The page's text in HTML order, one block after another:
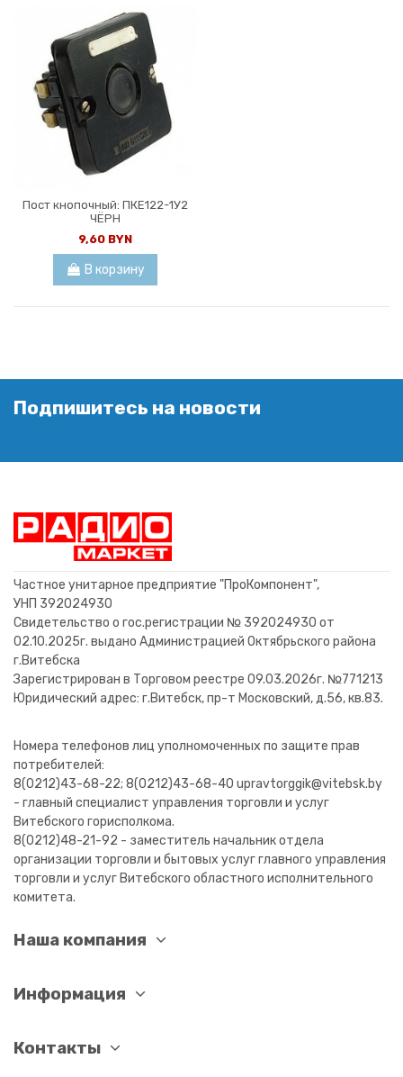
Пост кнопочный: ПКЕ122-1У2
ЧЁРН
9,60 BYN
В корзину
Подпишитесь на новости
Наша компания
Информация
Контакты
Частное унитарное предприятие "ПроКомпонент",
УНП 392024930
Свидетельство о гос.регистрации № 392024930 от
02.10.2025г. выдано Администрацией Октябрьского района
г.Витебска
Зарегистрирован в Торговом реестре 09.03.2026г. №771213
Юридический адрес: г.Витебск, пр-т Московский, д.56, кв.83.
Номера телефонов лиц уполномоченных по защите прав
потребителей:
8(0212)43-68-22; 8(0212)43-68-40 upravtorggik@vitebsk.by
- главный специалист управления торговли и услуг
Витебского горисполкома.
8(0212)48-21-92 - заместитель начальник отдела
организации торговли и бытовых услуг главного управления
торговли и услуг Витебского областного исполнительного
комитета.